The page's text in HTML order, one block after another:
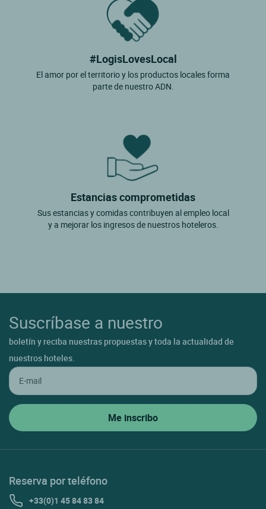
#LogisLovesLocal
El amor por el territorio y los productos locales forma
parte de nuestro ADN.
Estancias comprometidas
Sus estancias y comidas contribuyen al empleo local
y a mejorar los ingresos de nuestros hoteleros.
Suscríbase a nuestro
boletín y reciba nuestras propuestas y toda la actualidad de
nuestros hoteles.
Reserva por teléfono
+33(0)1 45 84 83 84